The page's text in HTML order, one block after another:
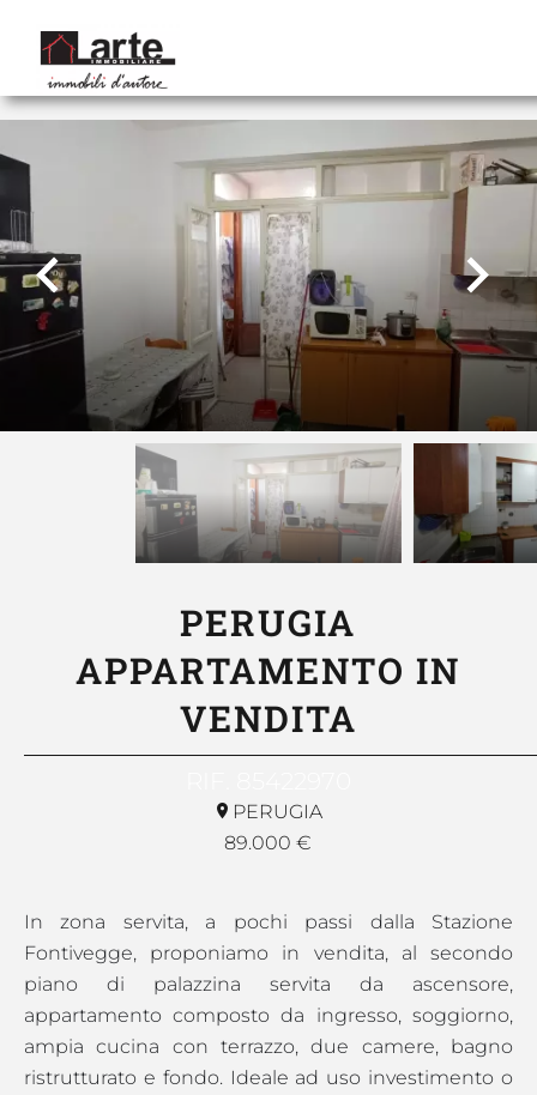
PERUGIA
APPARTAMENTO IN
VENDITA
PERUGIA
89.000 €
In zona servita, a pochi passi dalla Stazione
Fontivegge, proponiamo in vendita, al secondo
piano di palazzina servita da ascensore,
appartamento composto da ingresso, soggiorno,
ampia cucina con terrazzo, due camere, bagno
ristrutturato e fondo. Ideale ad uso investimento o